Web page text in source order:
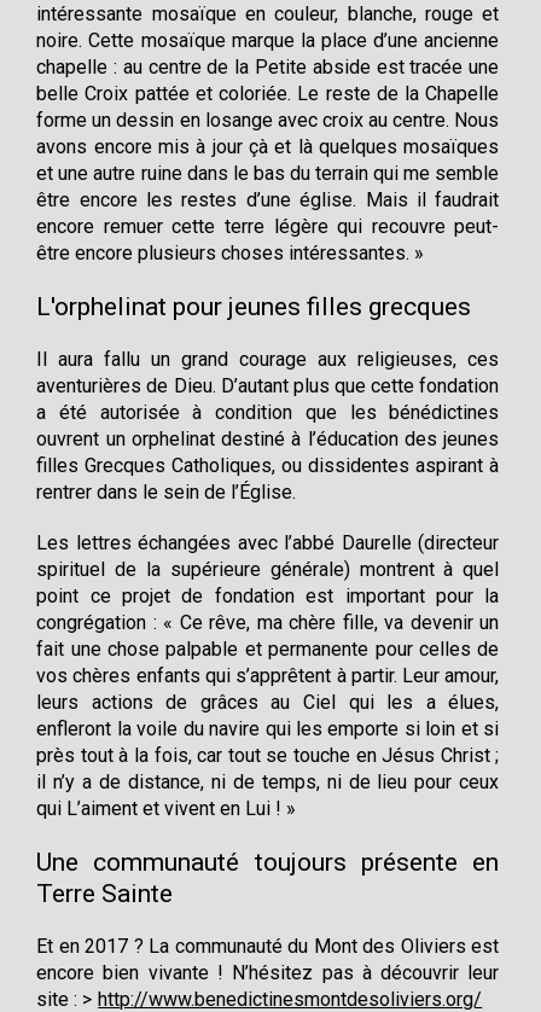
intéressante mosaïque en couleur, blanche, rouge et
noire. Cette mosaïque marque la place d’une ancienne
chapelle : au centre de la Petite abside est tracée une
belle Croix pattée et coloriée. Le reste de la Chapelle
forme un dessin en losange avec croix au centre. Nous
avons encore mis à jour çà et là quelques mosaïques
et une autre ruine dans le bas du terrain qui me semble
être encore les restes d’une église. Mais il faudrait
encore remuer cette terre légère qui recouvre peut-
être encore plusieurs choses intéressantes. »
L'orphelinat pour jeunes filles grecques
Il aura fallu un grand courage aux religieuses, ces
aventurières de Dieu. D’autant plus que cette fondation
a été autorisée à condition que les bénédictines
ouvrent un orphelinat destiné à l’éducation des jeunes
filles Grecques Catholiques, ou dissidentes aspirant à
rentrer dans le sein de l’Église.
Les lettres échangées avec l’abbé Daurelle (directeur
spirituel de la supérieure générale) montrent à quel
point ce projet de fondation est important pour la
congrégation : « Ce rêve, ma chère fille, va devenir un
fait une chose palpable et permanente pour celles de
vos chères enfants qui s’apprêtent à partir. Leur amour,
leurs actions de grâces au Ciel qui les a élues,
enfleront la voile du navire qui les emporte si loin et si
près tout à la fois, car tout se touche en Jésus Christ ;
il n’y a de distance, ni de temps, ni de lieu pour ceux
qui L’aiment et vivent en Lui ! »
Une communauté toujours présente en
Terre Sainte
Et en 2017 ? La communauté du Mont des Oliviers est
encore bien vivante ! N’hésitez pas à découvrir leur
site :
http://www.benedictinesmontdesoliviers.org/